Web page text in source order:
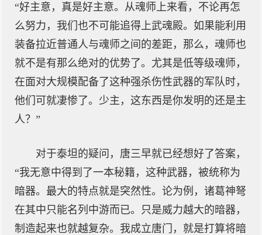
“好主意，真是好主意。从魂师上来看，不论再怎
么努力，我们也不可能追得上武魂殿。如果能利用
装备拉近普通人与魂师之间的差距，那么，魂师也
就不是有那么绝对的优势了。尤其是低等级魂师，
在面对大规模配备了这种强杀伤性武器的军队时，
他们可就凄惨了。少主，这东西是你发明的还是主
人？”
对于泰坦的疑问，唐三早就已经想好了答案，
“我无意中得到了一本秘籍，这种武器，被统称为
暗器。最大的特点就是突然性。论为例，诸葛神弩
在其中只能名列中游而已。只是威力越大的暗器，
制造起来也就越复杂。我成立唐门，就是打算将暗